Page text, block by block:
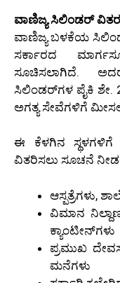
ವಾಣಿಜ್ಯ ಸಿಲಿಂಡರ್
ವಾಣಿಜ್ಯ ಬಳಕೆಯ
ಸರ್ಕಾರದ
ಸೂಚಿಸಲಾಗಿದೆ.
ಸಿಲಿಂಡರ್‌ಗಳ ಪೈಕಿ ಶೇ.
ಅಗತ್ಯ ಸೇವೆಗಳಿಗೆ
ಈ ಕೆಳಗಿನ
ವಿತರಿಸಲು ಸೂಚನೆ
ಆಸ್ಪತ್ರೆಗಳು,
ವಿಮಾನ
ಕ್ಯಾಂಟೀನ್‌ಗಳು
ಪ್ರಮುಖ
ಮನೆಗಳು